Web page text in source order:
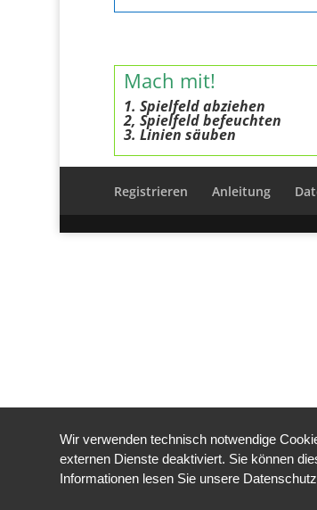
Mach mit!
1. Spielfeld abziehen
2, Spielfeld befeuchten
3. Linien säuben
Registrieren Anleitung
Wir verwenden technisch notwendige
externen Dienste deaktiviert. Sie können
Informationen lesen Sie unsere